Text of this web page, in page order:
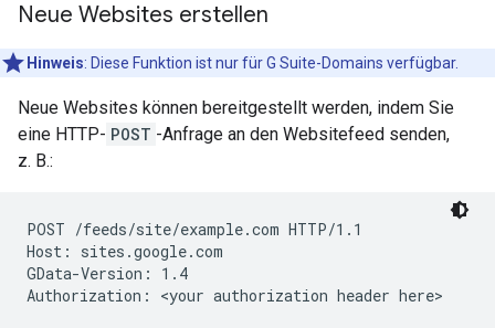
Neue Websites erstellen
Hinweis: Diese Funktion ist nur für G Suite-Domains verfügbar.
Neue Websites können bereitgestellt werden, indem Sie
eine HTTP- POST -Anfrage an den Websitefeed senden,
z. B.:
POST /feeds/site/example.com HTTP/1.1
Host: sites.google.com
GData-Version: 1.4
Authorization: <your authorization header here>